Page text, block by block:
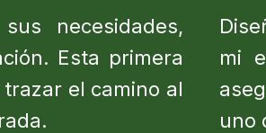
necesidades,
Esta primera
el camino al
mi
uno